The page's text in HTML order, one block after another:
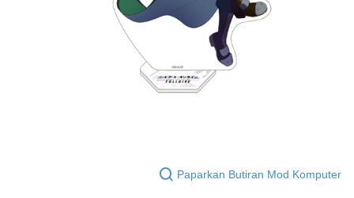
Paparkan Butiran Mod Komputer